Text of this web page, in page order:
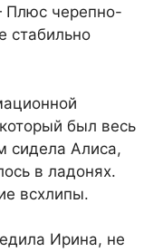
черепно-
стабильно
был весь
сидела Алиса,
в ладонях.
всхлипы.
Ирина, не